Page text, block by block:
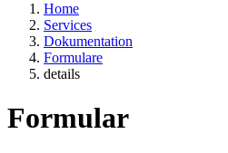
Home
Services
Dokumentation
Formulare
details
Formular